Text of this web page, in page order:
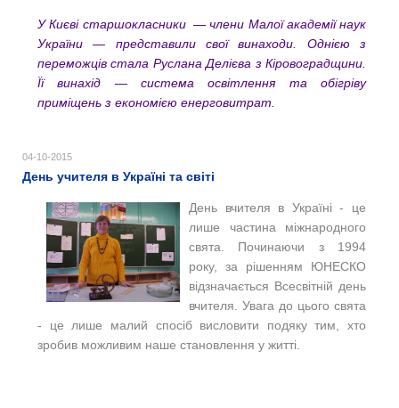
У Києві старшокласники — члени Малої академії наук
України — представили свої винаходи. Однією з
переможців стала Руслана Делієва з Кіровоградщини.
Її винахід — система освітлення та обігріву
приміщень з економією енерговитрат.
04-10-2015
День учителя в Україні та світі
День вчителя в Україні - це
лише частина міжнародного
свята. Починаючи з 1994
року, за рішенням ЮНЕСКО
відзначається Всесвітній день
вчителя. Увага до цього свята
- це лише малий спосіб висловити подяку тим, хто
зробив можливим наше становлення у житті.